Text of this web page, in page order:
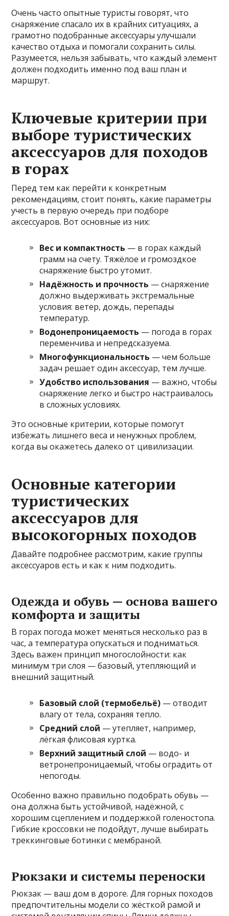
Очень часто опытные туристы говорят, что
снаряжение спасало их в крайних ситуациях, а
грамотно подобранные аксессуары улучшали
качество отдыха и помогали сохранить силы.
Разумеется, нельзя забывать, что каждый элемент
должен подходить именно под ваш план и
маршрут.
Ключевые критерии при
выборе туристических
аксессуаров для походов
в горах
Перед тем как перейти к конкретным
рекомендациям, стоит понять, какие параметры
учесть в первую очередь при подборе
аксессуаров. Вот основные из них:
Вес и компактность — в горах каждый
грамм на счету. Тяжёлое и громоздкое
снаряжение быстро утомит.
Надёжность и прочность — снаряжение
должно выдерживать экстремальные
условия: ветер, дождь, перепады
температур.
Водонепроницаемость — погода в горах
переменчива и непредсказуема.
Многофункциональность — чем больше
задач решает один аксессуар, тем лучше.
Удобство использования — важно, чтобы
снаряжение легко и быстро настраивалось
в сложных условиях.
Это основные критерии, которые помогут
избежать лишнего веса и ненужных проблем,
когда вы окажетесь далеко от цивилизации.
Основные категории
туристических
аксессуаров для
высокогорных походов
Давайте подробнее рассмотрим, какие группы
аксессуаров есть и как к ним подходить.
Одежда и обувь — основа вашего
комфорта и защиты
В горах погода может меняться несколько раз в
час, а температура опускаться и подниматься.
Здесь важен принцип многослойности: как
минимум три слоя — базовый, утепляющий и
внешний защитный.
Базовый слой (термобельё) — отводит
влагу от тела, сохраняя тепло.
Средний слой — утепляет, например,
лёгкая флисовая куртка.
Верхний защитный слой — водо- и
ветронепроницаемый, чтобы оградить от
непогоды.
Особенно важно правильно подобрать обувь —
она должна быть устойчивой, надёжной, с
хорошим сцеплением и поддержкой голеностопа.
Гибкие кроссовки не подойдут, лучше выбирать
треккинговые ботинки с мембраной.
Рюкзаки и системы переноски
Рюкзак — ваш дом в дороге. Для горных походов
предпочтительны модели со жёсткой рамой и